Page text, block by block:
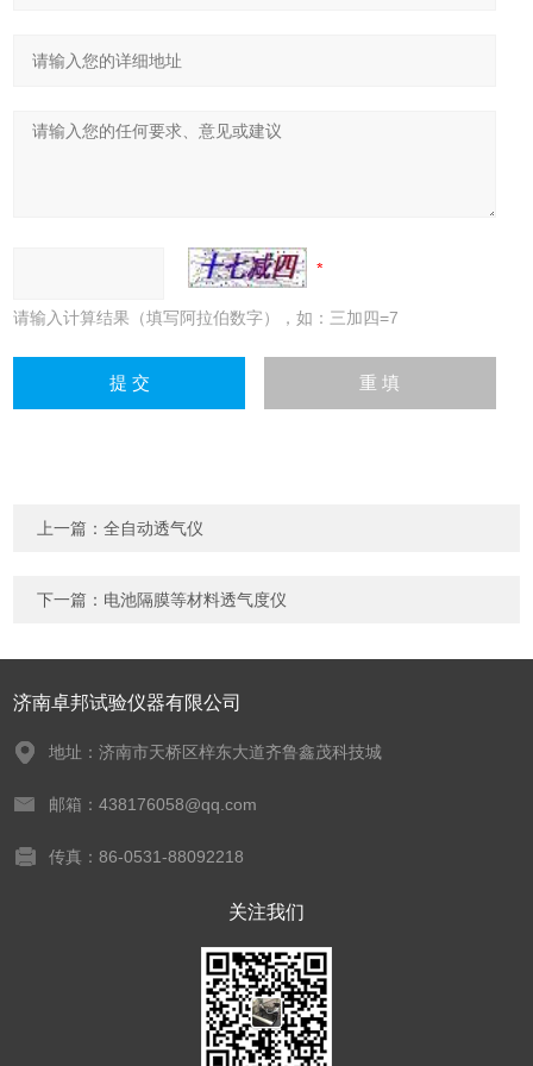
请输入计算结果（填写阿拉伯数字），如：三加四=7
上一篇：全自动透气仪
下一篇： 电池隔膜等材料透气度仪
济南卓邦试验仪器有限公司
地址：济南市天桥区梓东大道齐鲁鑫茂科技城
邮箱：438176058@qq.com
传真：86-0531-88092218
关注我们